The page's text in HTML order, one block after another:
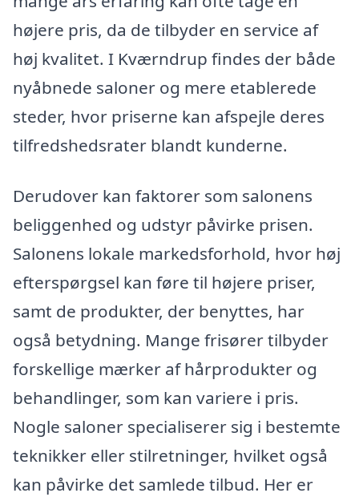
højere pris, da de tilbyder en service af
høj kvalitet. I Kværndrup findes der både
nyåbnede saloner og mere etablerede
steder, hvor priserne kan afspejle deres
tilfredshedsrater blandt kunderne.
Derudover kan faktorer som salonens
beliggenhed og udstyr påvirke prisen.
Salonens lokale markedsforhold, hvor høj
efterspørgsel kan føre til højere priser,
samt de produkter, der benyttes, har
også betydning. Mange frisører tilbyder
forskellige mærker af hårprodukter og
behandlinger, som kan variere i pris.
Nogle saloner specialiserer sig i bestemte
teknikker eller stilretninger, hvilket også
kan påvirke det samlede tilbud. Her er